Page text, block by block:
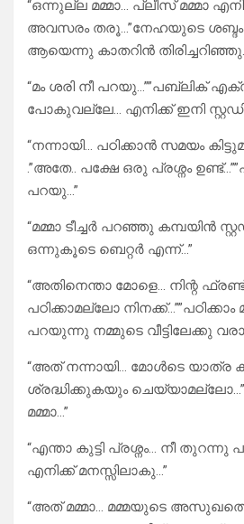
“ഒന്നുല്ല മമ്മാ… പ്ലീസ് മമ്മാ
അവസരം തരൂ…”നേഹയുടെ
ആയെന്നു കാതറിൻ
“മം ശരി നീ പറയു…””പബ്ലിക്
പോകുവല്ലേ… എനിക്ക് ഇനി
“നന്നായി… പഠിക്കാൻ സമയം
.”അതേ.. പക്ഷേ ഒരു പ്രശ്നം
പറയു…”
“മമ്മാ ടീച്ചർ പറഞ്ഞു കമ്പയിൻ
ഒന്നുകൂടെ ബെറ്റർ എന്ന്…”
“അതിനെന്താ മോളെ… നിന്റ
പഠിക്കാമല്ലോ
പറയുന്നു നമ്മുടെ വീട്ടിലേക്കു
“അത് നന്നായി… മോൾടെ യാത്ര
ശ്രദ്ധിക്കുകയും
മമ്മാ…”
“എന്താ കുട്ടി പ്രശ്നം… നീ
എനിക്ക് മനസ്സിലാകു…”
“അത് മമ്മാ… മമ്മയുടെ